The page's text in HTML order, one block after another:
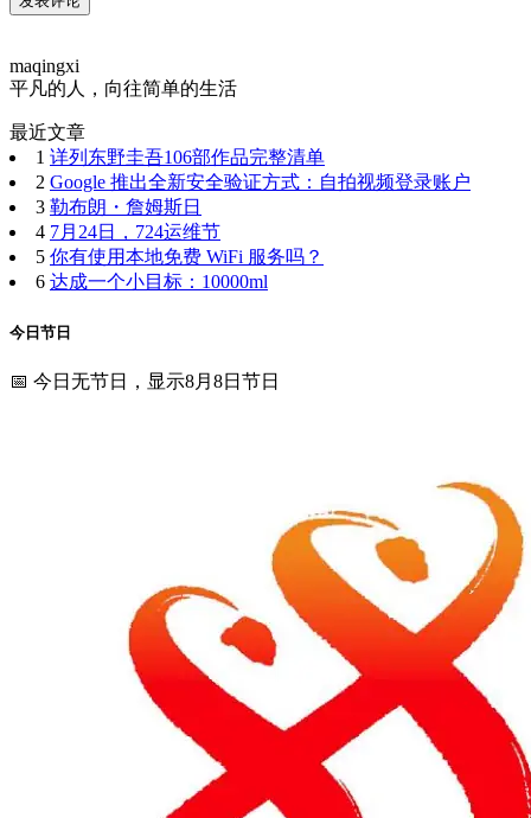
maqingxi
平凡的人，向往简单的生活
最近文章
1 详列东野圭吾106部作品完整清单
2 Google 推出全新安全验证方式：自拍视频登录账户
3 勒布朗・詹姆斯日
4 7月24日，724运维节
5 你有使用本地免费 WiFi 服务吗？
6 达成一个小目标：10000ml
今日节日
📅 今日无节日，显示8月8日节日